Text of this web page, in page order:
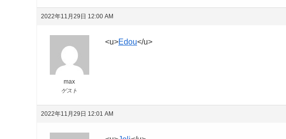
2022年11月29日 12:00 AM
max
ゲスト
<u>Edou</u>
2022年11月29日 12:01 AM